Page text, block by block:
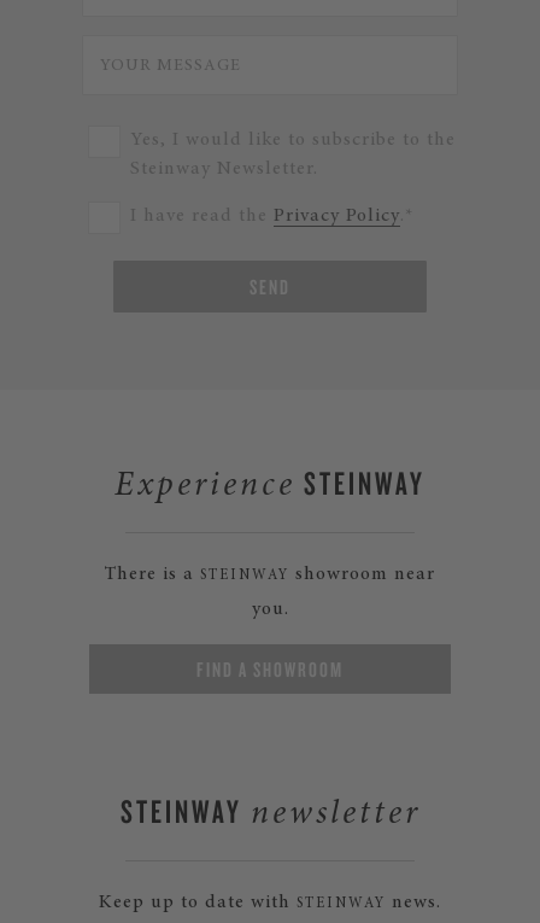
Yes, I would like to subscribe to the
Steinway Newsletter.
I have read the Privacy Policy.*
SEND
Experience STEINWAY
There is a STEINWAY
showroom near
you.
FIND A SHOWROOM
STEINWAY newsletter
Keep up to date with STEINWAY news.